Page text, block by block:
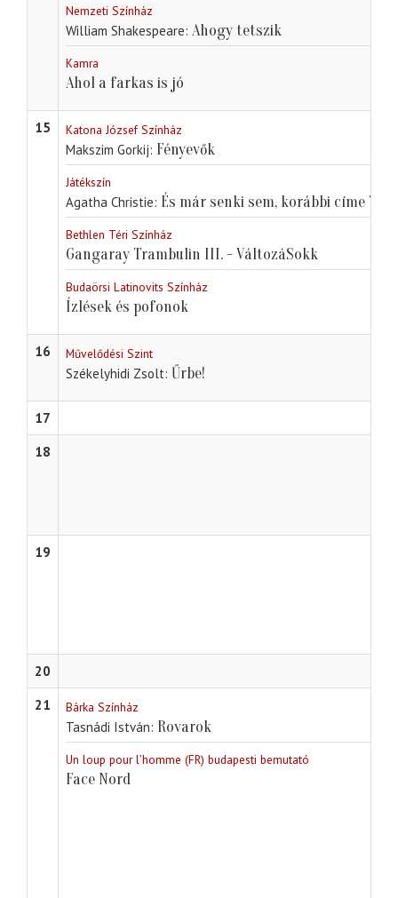
Nemzeti Színház
William Shakespeare Ahogy tetszik
Kamra
Ahol a farkas is jó
15 Katona József Színház
Makszim Gorkij Fényevők
Játékszín
Agatha Christie És már senki sem, korábbi címe Tíz
Bethlen Téri Színház
Gangaray Trambulin III. - VáltozáSokk
Budaörsi Latinovits Színház
Ízlések és pofonok
16 Művelődési Szint
Székelyhidi Zsolt Űrbe!
17
18
19
20
21
Bárka Színház
Tasnádi István Rovarok
Un loup pour l’homme (FR) budapesti bemutató
Face Nord